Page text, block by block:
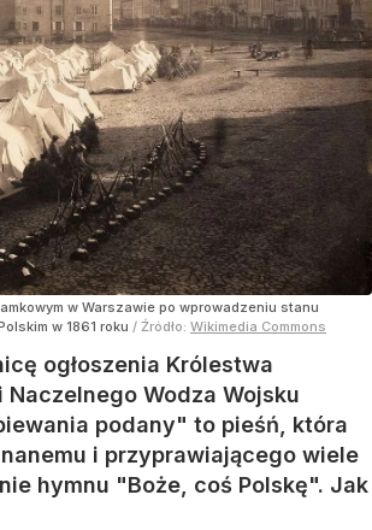
w Warszawie po wprowadzeniu stanu
w 1861 roku / Źródło: Wikimedia Commons
ogłoszenia Królestwa
Naczelnego Wodza Wojsku
podany" to pieśń, która
i przyprawiającego wiele
hymnu "Boże, coś Polskę". Jak